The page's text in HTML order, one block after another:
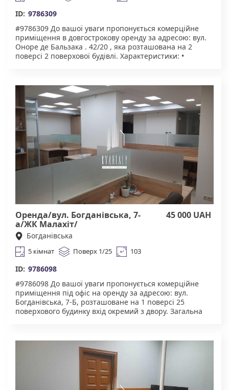
ID: 9786309
#9786309 До вашої уваги пропонується комерційне
приміщення в довгострокову оренду за адресою: вул.
Оноре де Бальзака . 42/20 , яка розташована на 2
поверсі 2 поверхової будівлі. Характеристики: •
електроенергія, санвузол- на поверсі, поруч. Підійде
під склад товарів, інтернет-магазин,
майстерню(шиття, ремонт, друк, меблі, збірка,
упаковка), зберігання обладнання чи інструментів.
Торг можливий!!! Надання будівельних канікул
розгядаємо. Ремонтні роботи за рахунок орендної
плати також обговорюються. У цій же будівлі доступне
приміщення : 1 кімната - 28 м² Агенство нерухомості
"Квартали" Працюючи з нами, ви отримуєте лише
перевірені об'єкти від реальних орендодавців за
адекватною ціною. Підтримка на всіх етапах угоди. Ми
гарантуємо, що ви залишитеся задоволені
співпрацею! Комісія 50% за фактом підписання
договору.
Оренда/вул. Богданівська, 7-
а/ЖК Малахіт/
Солом"янський
45 000 UAH
Богданівська
5 кімнат Поверх 1/25 103
ID: 9786098
#9786098 До вашої уваги пропонується ​​комерційне
приміщення під офіс на оренду за адресою: вул.
Богданівська, 7-Б, розташоване на 1 поверсі 25
поверхового будинку вхід окремий з двору. Загальна
холодильник. Чудова інфраструктура. У пішій
доступності магазини, кафе. Тихий та затишний двір,
зони для відпочинку та паркування. Зручна
транспортна розв'язка. Агентство нерухомості
"Квартали" Працюючи з нами, ви отримуєте лише
перевірене житло від реальних орендодавців за